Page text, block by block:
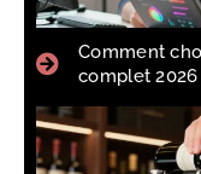
Comment
complet 2026